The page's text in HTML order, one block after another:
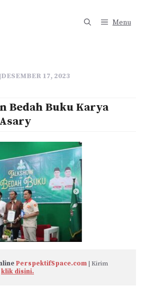
Menu
DESEMBER 17, 2023
Bedah Buku Karya
PerspektifSpace.com | Kirim
klik disini.